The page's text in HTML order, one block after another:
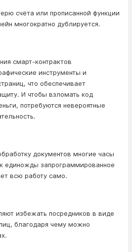
счёта или прописанной функции
многократно дублируется.
смарт-контрактов
инструменты и
что обеспечивает
И чтобы взломать код
потребуются невероятные
документов многие часы
единожды запрограммированное
всю работу само.
избежать посредников в виде
благодаря чему можно